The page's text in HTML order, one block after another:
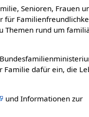
Senioren, Frauen
für
Themen rund um
Familie dafür ein, die
und Informationen zur